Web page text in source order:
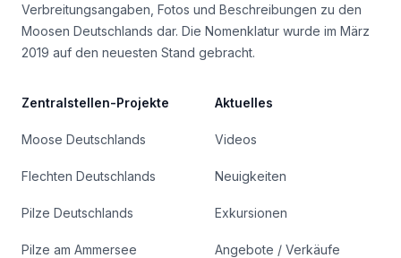
Verbreitungsangaben, Fotos und Beschreibungen zu den
Moosen Deutschlands dar. Die Nomenklatur wurde im März
2019 auf den neuesten Stand gebracht.
Zentralstellen-Projekte
Moose Deutschlands
Flechten Deutschlands
Pilze Deutschlands
Pilze am Ammersee
Aktuelles
Videos
Neuigkeiten
Exkursionen
Angebote / Verkäufe